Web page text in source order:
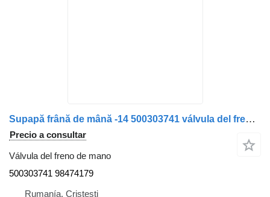
Supapă frână de mână -14 500303741 válvula del freno de mano para IVECO DPM95AAX camión
Precio a consultar
Válvula del freno de mano
500303741 98474179
Rumanía, Cristesti